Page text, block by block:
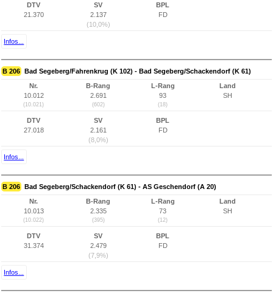
DTV
21.370
SV
2.137
(10,0%)
BPL
FD
Infos...
B 206 Bad Segeberg/Fahrenkrug (K 102) - Bad Segeberg/Schackendorf (K 61)
Nr.
10.012
(10.021)
B-Rang
2.691
(602)
L-Rang
93
(18)
Land
SH
DTV
27.018
SV
2.161
(8,0%)
BPL
FD
Infos...
B 206 Bad Segeberg/Schackendorf (K 61) - AS Geschendorf (A 20)
Nr.
10.013
(10.022)
B-Rang
2.335
(395)
L-Rang
73
(12)
Land
SH
DTV
31.374
SV
2.479
(7,9%)
BPL
FD
Infos...